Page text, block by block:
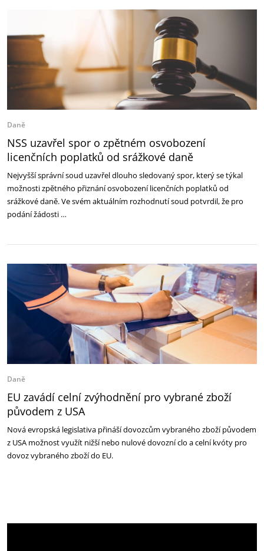
Daně
NSS uzavřel spor o zpětném osvobození
licenčních poplatků od srážkové daně
Nejvyšší správní soud uzavřel dlouho sledovaný spor, který se týkal
možnosti zpětného přiznání osvobození licenčních poplatků od
srážkové daně. Ve svém aktuálním rozhodnutí soud potvrdil, že pro
podání žádosti …
Daně
EU zavádí celní zvýhodnění pro vybrané zboží
původem z USA
Nová evropská legislativa přináší dovozcům vybraného zboží původem
z USA možnost využít nižší nebo nulové dovozní clo a celní kvóty pro
dovoz vybraného zboží do EU.